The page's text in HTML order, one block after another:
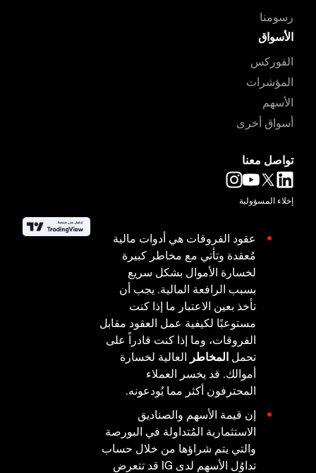
رسومنا
الأسواق
الفوركس
المؤشرات
الأسهم
أسواق أخرى
تواصل معنا
إخلاء المسؤولية
عقود الفروقات هي أدوات مالية
مُعقدة وتأتي مع مخاطر كبيرة
لخسارة الأموال بشكل سريع
بسبب الرافعة المالية. يجب أن
تأخذ بعين الاعتبار ما إذا كنت
مستوعبًا لكيفية عمل العقود مقابل
الفروقات، وما إذا كنت قادراً على
تحمل المخاطر العالية لخسارة
أموالك. قد يخسر العملاء
المحترفون أكثر مما يُودعونه.
إن قيمة الأسهم والصناديق
الاستثمارية المُتداولة في البورصة
والتي يتم شراؤها من خلال حساب
تداوُل الأسهم لدى IG قد تتعرض